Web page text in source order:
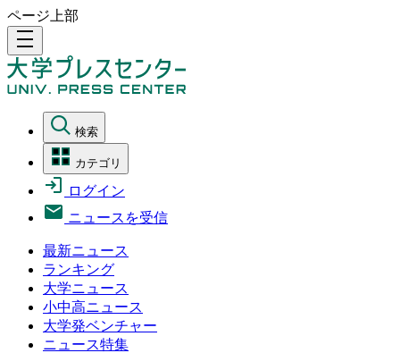
ページ上部
density_medium
検索
カテゴリ
ログイン
ニュースを受信
最新ニュース
ランキング
大学ニュース
小中高ニュース
大学発ベンチャー
ニュース特集